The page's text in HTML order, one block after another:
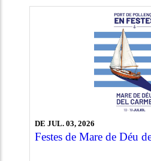
DE JUL. 03, 2026
Festes de Mare de Déu